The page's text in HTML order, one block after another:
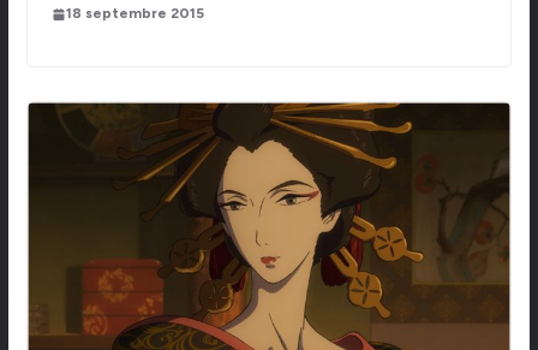
18 septembre 2015